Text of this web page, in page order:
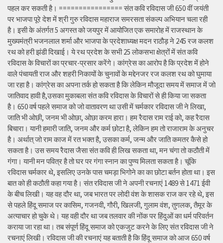
पहल कर सकती है। ================ संत कवि रविदास जी 650 वीं जयंती
पर भाजपा पूरे देश में श्री गुरु रविदास महाराज समरसता संकल्प अभियान चला रही
है। इसी के अंतर्गत 5 अगस्त को जयपुर में आयोजित एक समारोह में राजस्थान के
मुख्यमंत्री भजनलाल शर्मा और भाजपा के प्रदेशाध्यक्ष मदन राठौड़ ने 245 रज कलश
रथ को हरी झंडी दिखाई। ये रथ प्रदेश के सभी 25 लोकसभा क्षेत्रों में संत कवि
रविदास के विचारों का प्रचार-प्रसार करेंगे। कांग्रेस का आरोप है कि प्रदेश में होने
वाले पंचायती राज और शहरी निकायों के चुनावों के मद्देनजर रज कलश रथ को घुमाया
जा रहा है। कांग्रेस का अपना तर्क हो सकता है कि लेकिन मौजूदा समय में समाज में जो
जातिवाद हावी है,उसका मुकाबला संत कवि रविदास के विचारों से ही किया जा सकता
है। 650 वर्ष पहले समाज को जो वातावरण था उसी में चर्मकार रविदास जी ने लिखा,
जाति भी ओछी, जनम भी ओछा, ओछा करम हारा। हम रैदास राम राई को, कह रैदास
बिचारा। यानी हमारी जाति, जनम और कर्म छोटा है, लेकिन हम तो राजाराम के अनुचर
है। अर्थात् जो राम काज में रत भक्त है, उसका कर्म, जन्म और जाति कमतर कैसे हो
सकता है। उस समय रैदास जैसा संत कवि ही लिख सकता था, मन चंगा तो कठौती में
गंगा। यानी मन पवित्र है तो घर पर गंगा स्नान का पुण्य मिलता सकता है। चूंकि
रविदास चर्मकार थे, इसलिए उनके पास चमड़ा भिगोने का का छोटा बर्तन होता था। इस
बात को ही कठौती कहा गया है। संत रविदास जी ने अपनी रचनाएं 1489 से 1471 ईवी
के बीच लिखी। यह वह दौर था, जब भारत पर लोदी वंश के शासक राज कर रहे थे, इस
से पहले हिंदू समाज पर कासिम, गजनवी, गौरी, खिलजी, गुलाम वंश, तुगलक, तैमूर के
अत्याचार हो चुके थे। यह वही दौर था जब तलवार की नोंक पर हिंदुओं का धर्म परिवर्तन
कराया जा रहा था। तब संपूर्ण हिंदू समाज को एकजुट करने के लिए संत रविदास जी ने
रचनाएं लिखी। रविदास जी की रचनाएं यह बताती है कि हिंदू समाज को आज 650 वर्ष